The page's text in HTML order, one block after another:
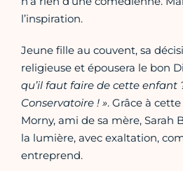
l’inspiration.
Jeune fille au couvent, sa
religieuse et épousera le bon
qu’il faut faire de cette
Conservatoire ! ». Grâce à
Morny, ami de sa mère, Sarah
la lumière, avec exaltation,
entreprend.